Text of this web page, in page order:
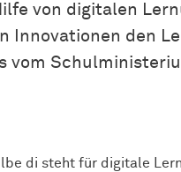
von digitalen
Innovationen den
vom
di steht für digitale